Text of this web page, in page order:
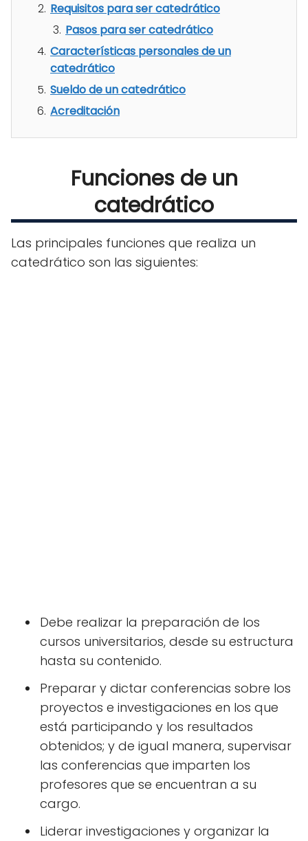
Requisitos para ser catedrático
Pasos para ser catedrático
Características personales de un
catedrático
Sueldo de un catedrático
Acreditación
Funciones de un
catedrático
Las principales funciones que realiza un
catedrático son las siguientes:
Debe realizar la preparación de los
cursos universitarios, desde su estructura
hasta su contenido.
Preparar y dictar conferencias sobre los
proyectos e investigaciones en los que
está participando y los resultados
obtenidos; y de igual manera, supervisar
las conferencias que imparten los
profesores que se encuentran a su
cargo.
Liderar investigaciones y organizar la